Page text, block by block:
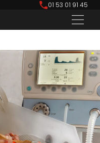
01 53 01 91 45